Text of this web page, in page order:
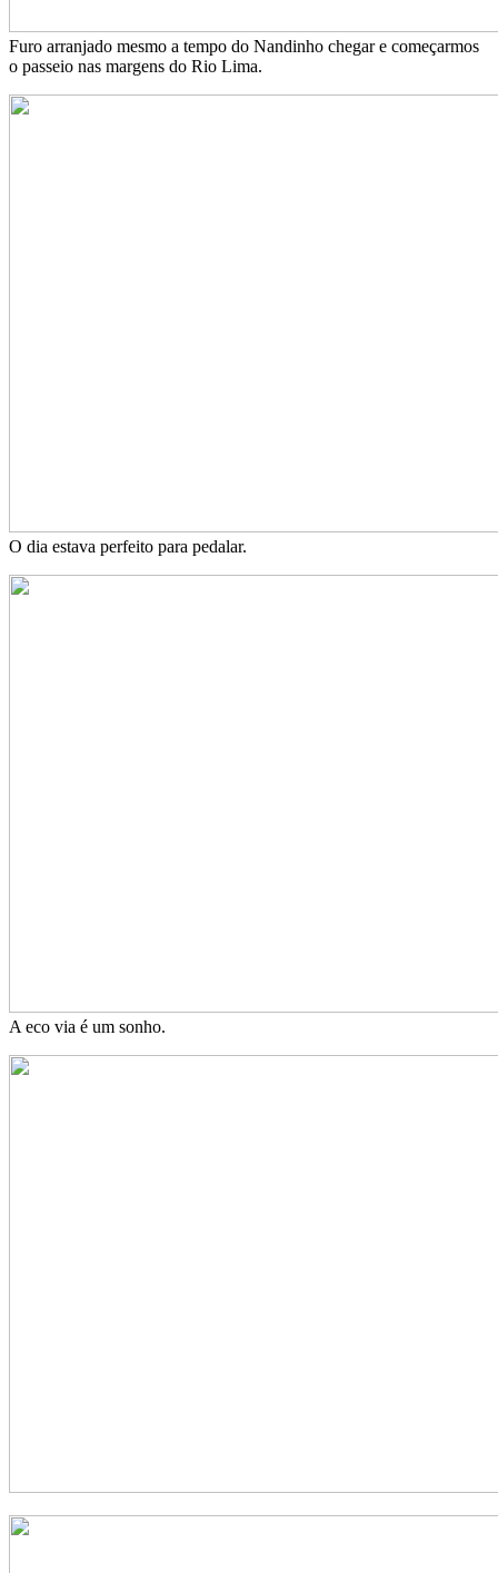
Furo arranjado mesmo a tempo do Nandinho chegar e começarmos
o passeio nas margens do Rio Lima.
O dia estava perfeito para pedalar.
A eco via é um sonho.